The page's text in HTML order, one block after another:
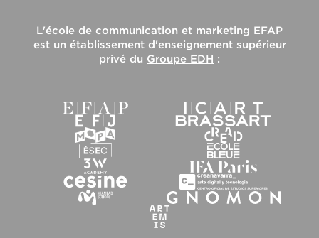
L'école de communication et marketing EFAP
est un établissement d'enseignement supérieur
privé du Groupe EDH :